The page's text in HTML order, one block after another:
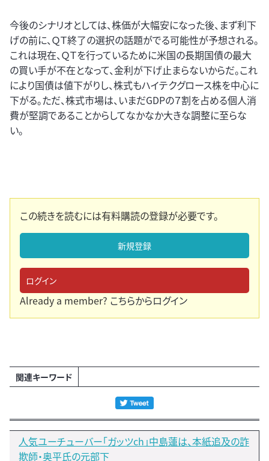
今後のシナリオとしては、株価が大幅安になった後、まず利下
げの前に、ＱＴ終了の選択の話題がでる可能性が予想される。
これは現在、ＱＴを行っているために米国の長期国債の最大
の買い手が不在となって、金利が下げ止まらないからだ。これ
により国債は値下がりし、株式もハイテクグロース株を中心に
下がる。ただ、株式市場は、いまだGDPの７割を占める個人消
費が堅調であることからしてなかなか大きな調整に至らな
い。
この続きを読むには有料購読の登録が必要です。
新規登録
ログイン
Already a member? こちらからログイン
関連キーワード
人気ユーチューバー「ガッツch」中島蓮は、本紙追及の詐
欺師・奥平氏の元部下